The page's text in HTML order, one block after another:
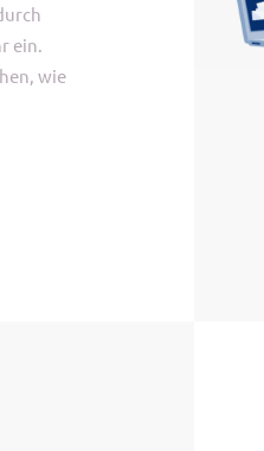
ein.
wie